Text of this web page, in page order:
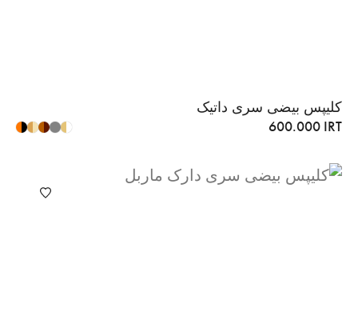
کلیپس بیضی سری داتیک
600.000 IRT